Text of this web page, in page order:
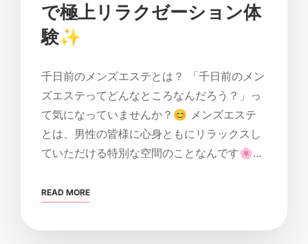
で極上リラクゼーション体
験✨
千日前のメンズエステとは？ 「千日前のメン
ズエステってどんなところなんだろう？」っ
て気になっていませんか？😊 メンズエステ
とは、男性の皆様に心身ともにリラックスし
ていただける特別な空間のことなんです🌸...
READ MORE